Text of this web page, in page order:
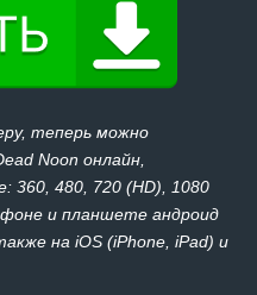
теперь можно
Noon онлайн,
360, 480, 720 (HD), 1080
и планшете андроид
на iOS (iPhone, iPad) и